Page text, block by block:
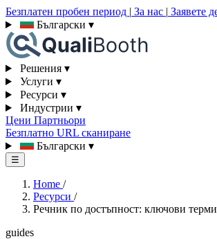
Безплатен пробен период | За нас | Заявете
Български ▾
Решения ▾
Услуги ▾
Ресурси ▾
Индустрии ▾
Цени Партньори
Безплатно URL сканиране
Български ▾
☰
Home /
Ресурси /
Речник по достъпност: ключови
guides